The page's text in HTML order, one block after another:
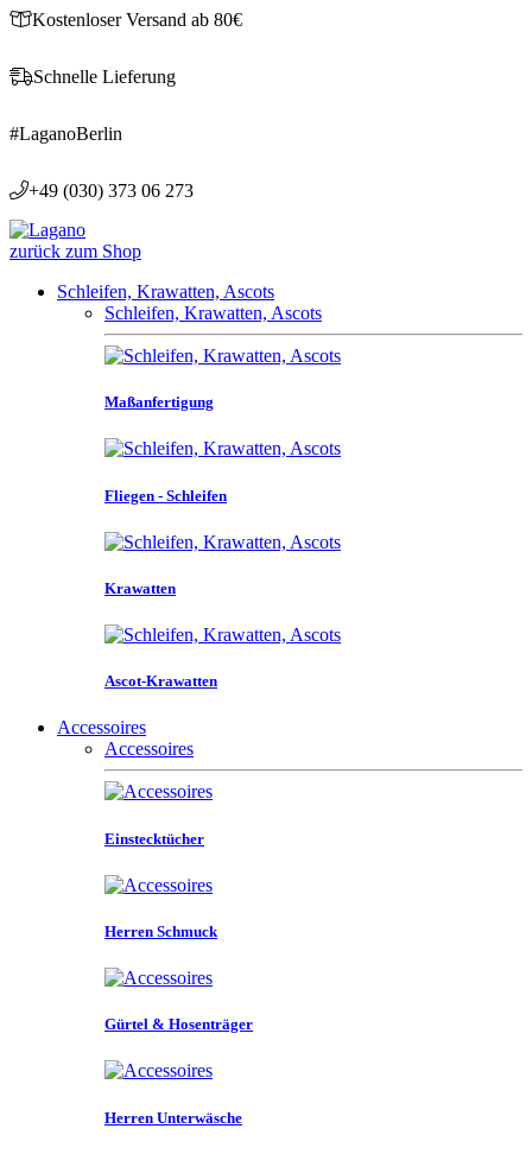
Kostenloser Versand ab 80€
Schnelle Lieferung
#LaganoBerlin
+49 (030) 373 06 273
zurück zum Shop
Schleifen, Krawatten, Ascots
Schleifen, Krawatten, Ascots
Maßanfertigung
Fliegen - Schleifen
Krawatten
Ascot-Krawatten
Accessoires
Accessoires
Einstecktücher
Herren Schmuck
Gürtel & Hosenträger
Herren Unterwäsche